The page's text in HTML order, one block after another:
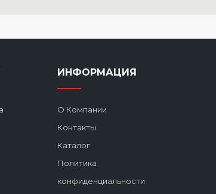
ИНФОРМАЦИЯ
О Компании
Контакты
Каталог
Политика
конфиденциальности